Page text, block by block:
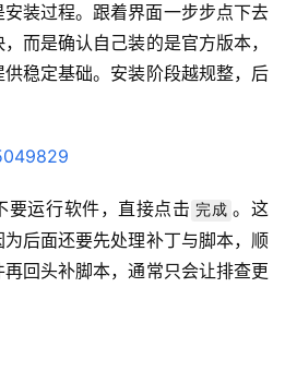
装过程。跟着界面一步步点下去
而是确认自己装的是官方版本，
稳定基础。安装阶段越规整，后
要运行软件，直接点击 完成 。这
后面还要先处理补丁与脚本，顺
回头补脚本，通常只会让排查更